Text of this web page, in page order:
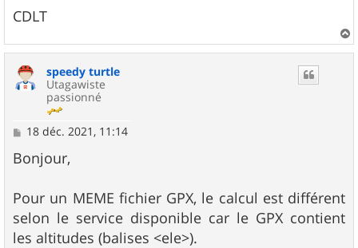
CDLT
a
speedy turtle
Utagawiste
passionné
M
s
s
g
e
18 déc. 2021, 11:14
Bonjour,
Pour un MEME fichier GPX, le calcul est différent
selon le service disponible car le GPX contient
les altitudes (balises <ele>).